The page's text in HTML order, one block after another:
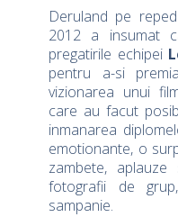
Deruland pe
2012 a insumat
pregatirile echipei
pentru a-si
vizionarea unui
care au facut
inmanarea
emotionante, o
zambete,
fotografii de
sampanie.